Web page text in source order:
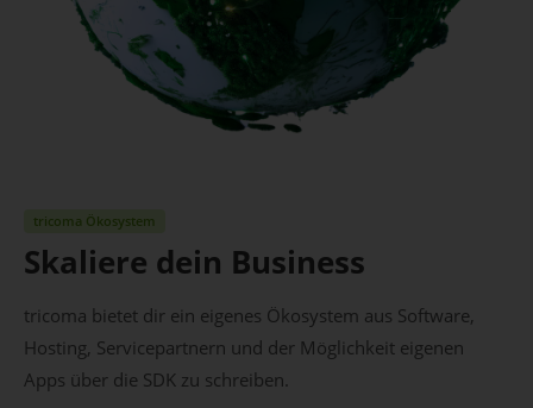
tricoma Ökosystem
Skaliere dein Business
tricoma bietet dir ein eigenes Ökosystem aus Software,
Hosting, Servicepartnern und der Möglichkeit eigenen
Apps über die SDK zu schreiben.